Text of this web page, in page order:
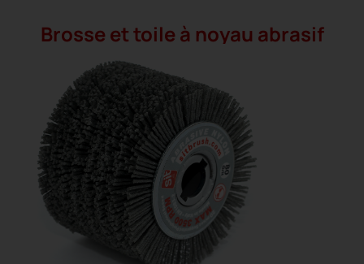
Brosse et toile à noyau abrasif